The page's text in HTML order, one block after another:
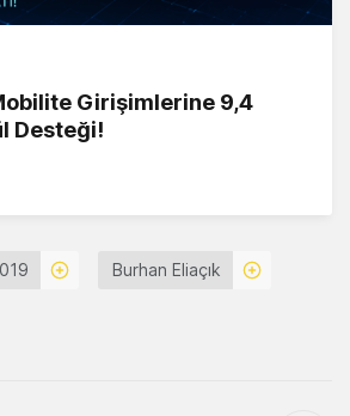
Girişimlerine 9,4
Desteği!
Burhan Eliaçık